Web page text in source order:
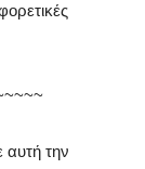
αυτή την